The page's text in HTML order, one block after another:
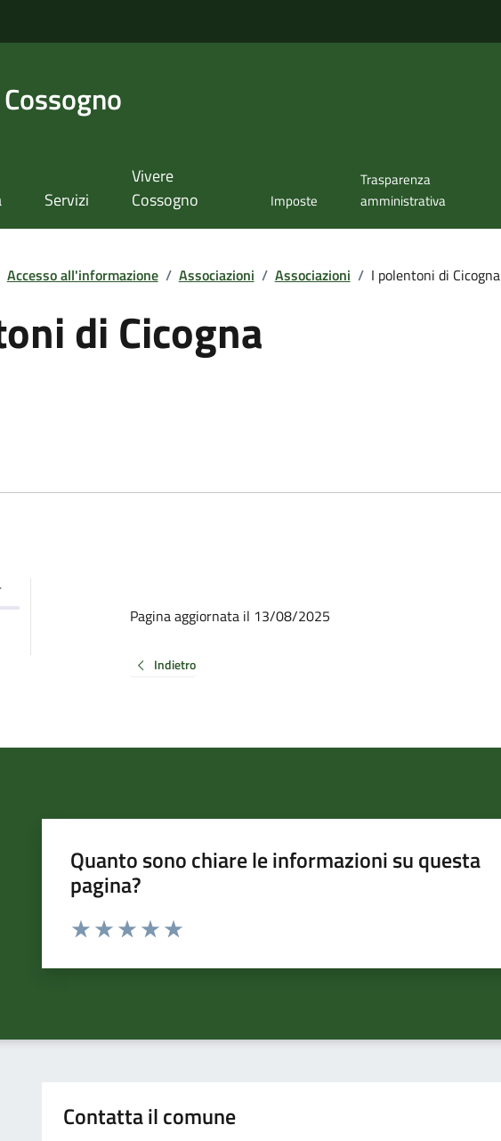
Servizi
Vivere
Cossogno
Imposte
Trasparenza
amministrativa
Accesso all'informazione / Associazioni / Associazioni / I polentoni di Cicogna
di Cicogna
Pagina aggiornata il 13/08/2025
Indietro
Quanto sono chiare le informazioni su questa
pagina?
Valuta da 1 a 5 stelle la pagina
Contatta il comune